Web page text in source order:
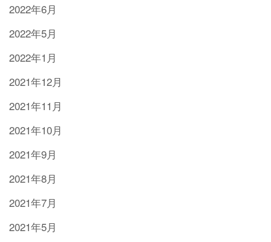
2022年6月
2022年5月
2022年1月
2021年12月
2021年11月
2021年10月
2021年9月
2021年8月
2021年7月
2021年5月